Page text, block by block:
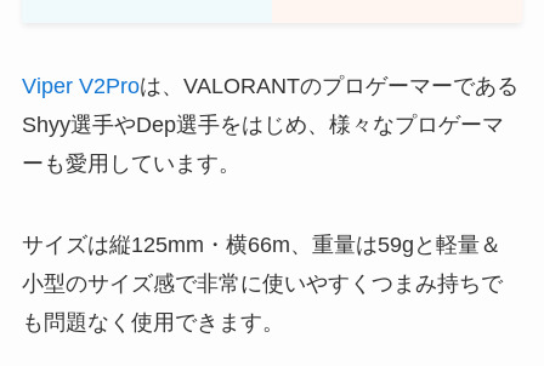
Viper V2Proは、VALORANTのプロゲーマーである
Shyy選手やDep選手をはじめ、様々なプロゲーマ
ーも愛用しています。
サイズは縦125mm・横66m、重量は59gと軽量＆
小型のサイズ感で非常に使いやすくつまみ持ちで
も問題なく使用できます。